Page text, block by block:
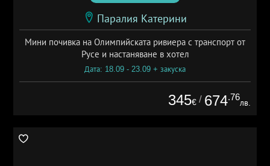
Паралия Катерини
Мини почивка на Олимпийската ривиера с транспорт от
Русе и настаняване в хотел
Дата: 18.09 - 23.09 + закуска
345€ / 674.76
лв.